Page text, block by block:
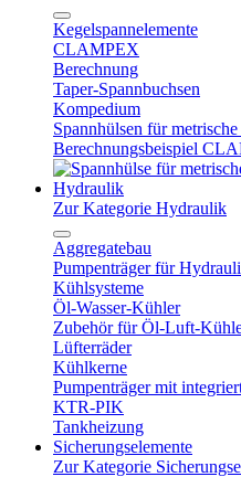
Kegelspannelemente
CLAMPEX
Berechnung
Taper-Spannbuchsen
Kompedium
Spannhülsen für
Berechnungsbeispiel
Hydraulik
Zur Kategorie Hydraulik
Aggregatebau
Pumpenträger für
Kühlsysteme
Öl-Wasser-Kühler
Zubehör für Öl-Luft-
Lüfterräder
Kühlkerne
Pumpenträger mit
KTR-PIK
Tankheizung
Sicherungselemente
Zur Kategorie